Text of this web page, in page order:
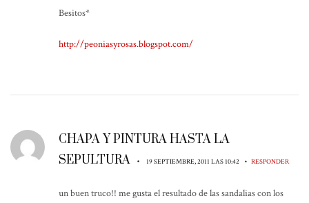
Besitos*
http://peoniasyrosas.blogspot.com/
CHAPA Y PINTURA HASTA LA
SEPULTURA
• 19 SEPTIEMBRE, 2011 LAS 10:42 • RESPONDER
un buen truco!! me gusta el resultado de las sandalias con los